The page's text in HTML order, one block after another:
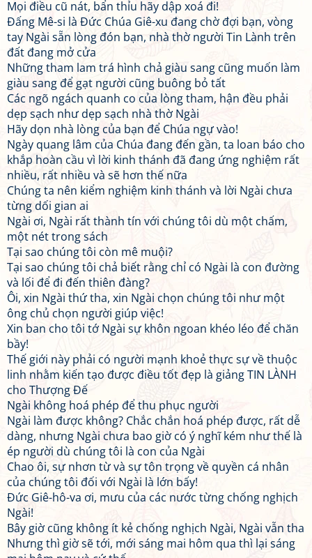
Mọi điều cũ nát, bẩn thỉu hãy dập xoá đi!
Đấng Mê-si là Đức Chúa Giê-xu đang chờ đợi bạn, vòng
tay Ngài sẵn lòng đón bạn, nhà thờ người Tin Lành trên
đất đang mở cửa
Những tham lam trá hình chả giàu sang cũng muốn làm
giàu sang để gạt người cũng buông bỏ tất
Các ngõ ngách quanh co của lòng tham, hận đều phải
dẹp sạch như dẹp sạch nhà thờ Ngài
Hãy dọn nhà lòng của bạn để Chúa ngự vào!
Ngày quang lâm của Chúa đang đến gần, ta loan báo cho
khắp hoàn cầu vì lời kinh thánh đã đang ứng nghiệm rất
nhiều, rất nhiều và sẽ hơn thế nữa
Chúng ta nên kiểm nghiệm kinh thánh và lời Ngài chưa
từng dối gian ai
Ngài ơi, Ngài rất thành tín với chúng tôi dù một chấm,
một nét trong sách
Tại sao chúng tôi còn mê muội?
Tại sao chúng tôi chả biết rằng chỉ có Ngài là con đường
và lối để đi đến thiên đàng?
Ôi, xin Ngài thứ tha, xin Ngài chọn chúng tôi như một
ông chủ chọn người giúp việc!
Xin ban cho tôi tớ Ngài sự khôn ngoan khéo léo để chăn
bầy!
Thế giới này phải có người mạnh khoẻ thực sự về thuộc
linh nhằm kiến tạo được điều tốt đẹp là giảng TIN LÀNH
cho Thượng Đế
Ngài không hoá phép để thu phục người
Ngài làm được không? Chắc chắn hoá phép được, rất dễ
dàng, nhưng Ngài chưa bao giờ có ý nghĩ kém như thế là
ép người dù chúng tôi là con của Ngài
Chao ôi, sự nhơn từ và sự tôn trọng về quyền cá nhân
của chúng tôi đối với Ngài là lớn bấy!
Đức Giê-hô-va ơi, mưu của các nước từng chống nghịch
Ngài!
Bây giờ cũng không ít kẻ chống nghịch Ngài, Ngài vẫn tha
Nhưng thì giờ sẽ tới, mới sáng mai hôm qua thì lại sáng